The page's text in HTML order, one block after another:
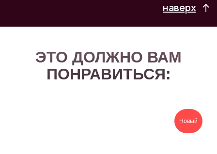
наверх
ЭТО ДОЛЖНО ВАМ
ПОНРАВИТЬСЯ:
Новый